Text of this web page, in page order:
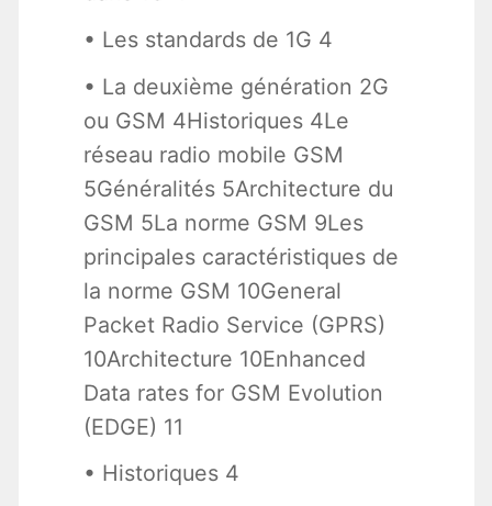
• Les standards de 1G 4
• La deuxième génération 2G
ou GSM 4Historiques 4Le
réseau radio mobile GSM
5Généralités 5Architecture du
GSM 5La norme GSM 9Les
principales caractéristiques de
la norme GSM 10General
Packet Radio Service (GPRS)
10Architecture 10Enhanced
Data rates for GSM Evolution
(EDGE) 11
• Historiques 4